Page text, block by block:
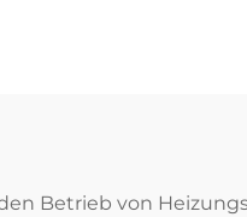
Betrieb von